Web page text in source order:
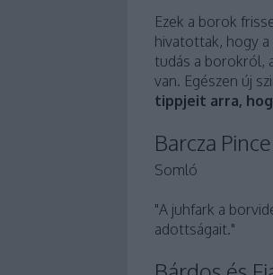
Ezek a borok
hivatottak, hogy
tudás a borokról,
van. Egészen új
tippjeit arra,
Barcza
Somló
"A juhfark a
adottságait."